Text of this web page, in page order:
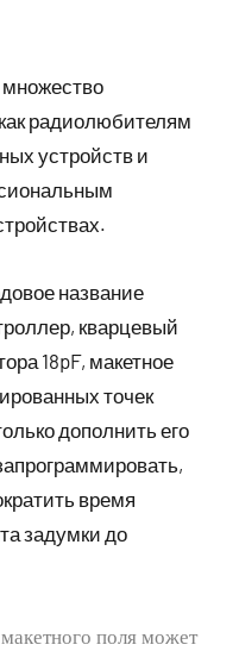
радиолюбителям
устройств и
название
кварцевый
18pF, макетное
точек
дополнить его
время
задумки до
поля может